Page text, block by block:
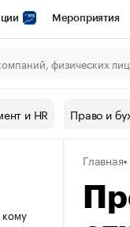
Мероприятия
СПб
Рынок наличной
и HR Право и
кому
Главная